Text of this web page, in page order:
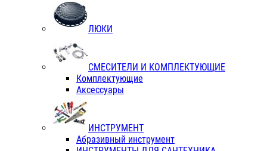
ЛЮКИ
СМЕСИТЕЛИ И КОМПЛЕКТУЮЩИЕ
Комплектующие
Аксессуары
ИНСТРУМЕНТ
Абразивный инструмент